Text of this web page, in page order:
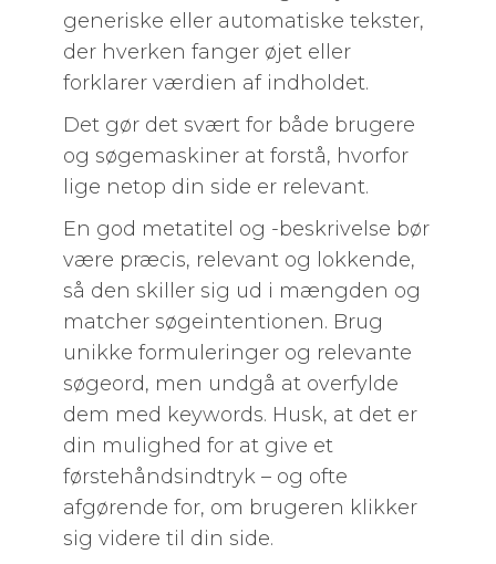
generiske eller automatiske tekster,
der hverken fanger øjet eller
forklarer værdien af indholdet.
Det gør det svært for både brugere
og søgemaskiner at forstå, hvorfor
lige netop din side er relevant.
En god metatitel og -beskrivelse bør
være præcis, relevant og lokkende,
så den skiller sig ud i mængden og
matcher søgeintentionen. Brug
unikke formuleringer og relevante
søgeord, men undgå at overfylde
dem med keywords. Husk, at det er
din mulighed for at give et
førstehåndsindtryk – og ofte
afgørende for, om brugeren klikker
sig videre til din side.